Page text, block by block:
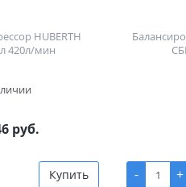
HUBERTH
420л/мин
руб.
Купить - +